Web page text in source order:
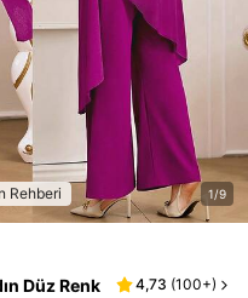
Rehberi 1/9
Düz Renk
4,73 (100+)